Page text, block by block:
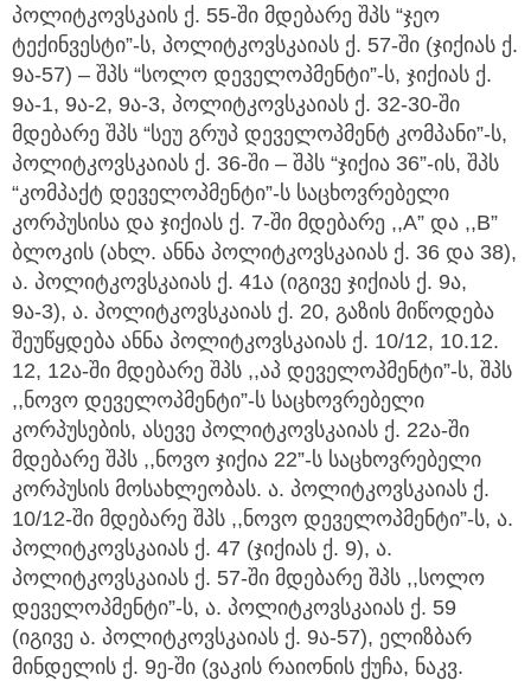
პოლიტკოვსკაის ქ. 55-ში მდებარე შპს “ჯეო
ტექინვესტი”-ს, პოლიტკოვსკაიას ქ. 57-ში (ჯიქიას ქ.
9ა-57) – შპს “სოლო დეველოპმენტი”-ს, ჯიქიას ქ.
9ა-1, 9ა-2, 9ა-3, პოლიტკოვსკაიას ქ. 32-30-ში
მდებარე შპს “სეუ გრუპ დეველოპმენტ კომპანი”-ს,
პოლიტკოვსკაიას ქ. 36-ში – შპს “ჯიქია 36”-ის, შპს
“კომპაქტ დეველოპმენტი”-ს საცხოვრებელი
კორპუსისა და ჯიქიას ქ. 7-ში მდებარე ,,A” და ,,B”
ბლოკის (ახლ. ანნა პოლიტკოვსკაიას ქ. 36 და 38),
ა. პოლიტკოვსკაიას ქ. 41ა (იგივე ჯიქიას ქ. 9ა,
9ა-3), ა. პოლიტკოვსკაიას ქ. 20, გაზის მიწოდება
შეუწყდება ანნა პოლიტკოვსკაიას ქ. 10/12, 10.12.
12, 12ა-ში მდებარე შპს ,,აპ დეველოპმენტი”-ს, შპს
,,ნოვო დეველოპმენტი”-ს საცხოვრებელი
კორპუსების, ასევე პოლიტკოვსკაიას ქ. 22ა-ში
მდებარე შპს ,,ნოვო ჯიქია 22”-ს საცხოვრებელი
კორპუსის მოსახლეობას. ა. პოლიტკოვსკაიას ქ.
10/12-ში მდებარე შპს ,,ნოვო დეველოპმენტი”-ს, ა.
პოლიტკოვსკაიას ქ. 47 (ჯიქიას ქ. 9), ა.
პოლიტკოვსკაიას ქ. 57-ში მდებარე შპს ,,სოლო
დეველოპმენტი”-ს, ა. პოლიტკოვსკაიას ქ. 59
(იგივე ა. პოლიტკოვსკაიას ქ. 9ა-57), ელიზბარ
მინდელის ქ. 9ე-ში (ვაკის რაიონის ქუჩა, ნაკვ.